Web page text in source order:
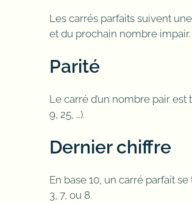
Les carrés parfaits suivent
et du prochain nombre impair.
Parité
Le carré d’un nombre pair est
9, 25, …).
Dernier chiffre
En base 10, un carré parfait
3, 7, ou 8.